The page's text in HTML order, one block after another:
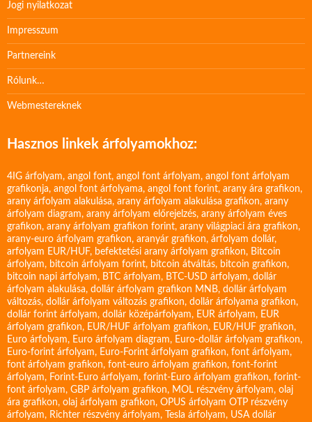
Jogi nyilatkozat
Impresszum
Partnereink
Rólunk…
Webmestereknek
Hasznos linkek árfolyamokhoz:
4IG árfolyam, angol font, angol font árfolyam, angol font árfolyam
grafikonja, angol font árfolyama, angol font forint, arany ára grafikon,
arany árfolyam alakulása, arany árfolyam alakulása grafikon, arany
árfolyam diagram, arany árfolyam előrejelzés, arany árfolyam éves
grafikon, arany árfolyam grafikon forint, arany világpiaci ára grafikon,
arany-euro árfolyam grafikon, aranyár grafikon, árfolyam dollár,
arfolyam EUR/HUF, befektetési arany árfolyam grafikon, Bitcoin
árfolyam, bitcoin árfolyam forint, bitcoin átváltás, bitcoin grafikon,
bitcoin napi árfolyam, BTC árfolyam, BTC-USD árfolyam, dollár
árfolyam alakulása, dollár árfolyam grafikon MNB, dollár árfolyam
változás, dollár árfolyam változás grafikon, dollár árfolyama grafikon,
dollár forint árfolyam, dollár középárfolyam, EUR árfolyam, EUR
árfolyam grafikon, EUR/HUF árfolyam grafikon, EUR/HUF grafikon,
Euro árfolyam, Euro árfolyam diagram, Euro-dollár árfolyam grafikon,
Euro-forint árfolyam, Euro-Forint árfolyam grafikon, font árfolyam,
font árfolyam grafikon, font-euro árfolyam grafikon, font-forint
árfolyam, Forint-Euro árfolyam, forint-Euro árfolyam grafikon, forint-
font árfolyam, GBP árfolyam grafikon, MOL részvény árfolyam, olaj
ára grafikon, olaj árfolyam grafikon, OPUS árfolyam OTP részvény
árfolyam, Richter részvény árfolyam, Tesla árfolyam, USA dollár